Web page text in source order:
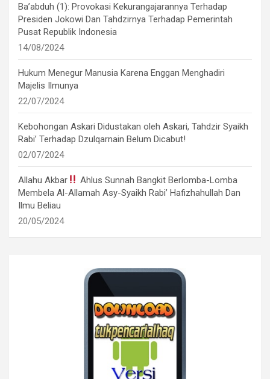
Ba’abduh (1): Provokasi Kekurangajarannya Terhadap
Presiden Jokowi Dan Tahdzirnya Terhadap Pemerintah
Pusat Republik Indonesia
14/08/2024
Hukum Menegur Manusia Karena Enggan Menghadiri
Majelis Ilmunya
22/07/2024
Kebohongan Askari Didustakan oleh Askari, Tahdzir Syaikh
Rabi’ Terhadap Dzulqarnain Belum Dicabut!
02/07/2024
Allahu Akbar
Ahlus Sunnah Bangkit Berlomba-Lomba
Membela Al-Allamah Asy-Syaikh Rabi’ Hafizhahullah Dan
Ilmu Beliau
20/05/2024